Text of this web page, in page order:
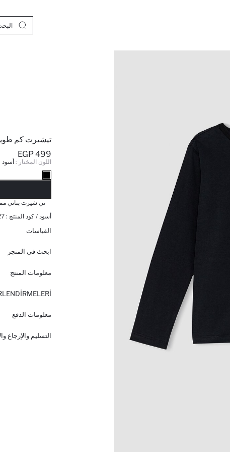
تيشيرت كم
499 EGP
اللون المختار : أسود
تي شيرت بناتي
أسود / كود المنتج :
القياسات
ابحث في المتجر
معلومات المنتج
معلومات الدفع
التسليم والإرجاع